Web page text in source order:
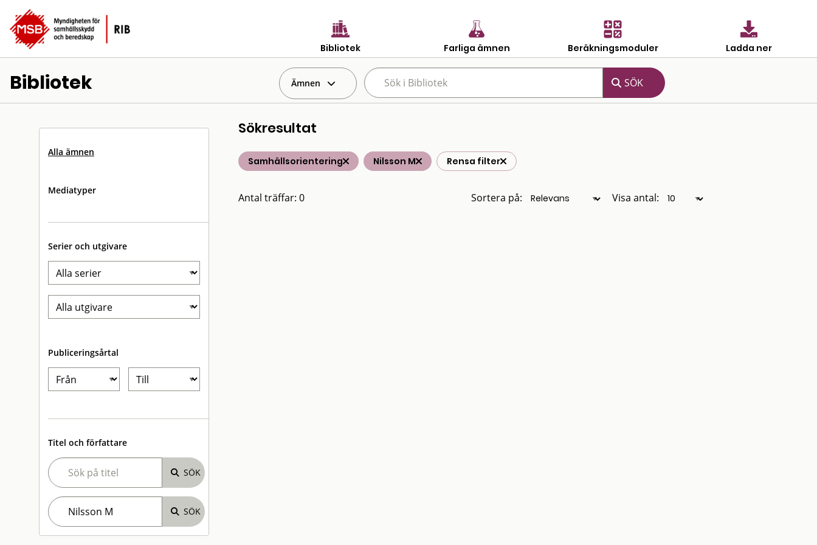
Bibliotek Farliga ämnen Beräkningsmoduler Ladda ner
Bibliotek Ämnen
Alla ämnen
Mediatyper
Serier och utgivare
Publiceringsårtal
Titel och författare
Sökresultat
Samhällsorientering Nilsson M Rensa filter
Antal träffar: 0 Sortera på: Visa antal: